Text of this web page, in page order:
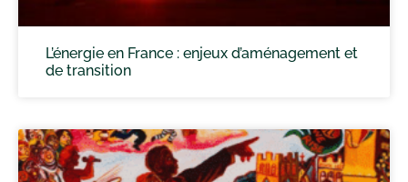
L’énergie en France : enjeux d’aménagement et
de transition